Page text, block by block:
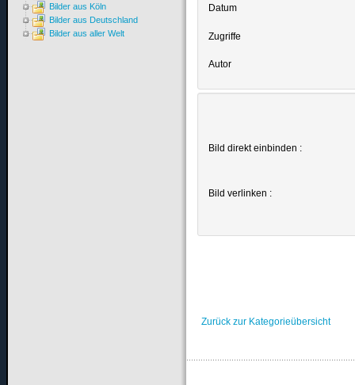
Datum
Zugriffe
Autor
Bild direkt einbinden :
Bild verlinken :
Zurück zur Kategorieübersicht
Bilder aus Köln
Bilder aus Deutschland
Bilder aus aller Welt